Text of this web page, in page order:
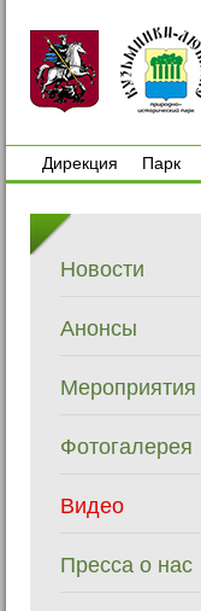
Дирекция
Парк
Новости
Анонсы
Мероприятия
Фотогалерея
Видео
Пресса о нас